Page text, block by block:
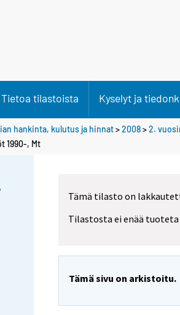
Tietoa tilastoista Kyselyt ja
hankinta, kulutus ja hinnat>2008>2.
1990-, Mt
Tämä tilasto on
Tilastosta ei enää
Tämä sivu on arkistoitu.